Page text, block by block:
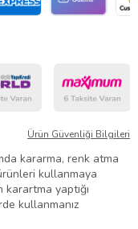
Ürün Güvenliği Bilgileri
kararma, renk atma
kullanmaya
yaptığı
kullanmanız